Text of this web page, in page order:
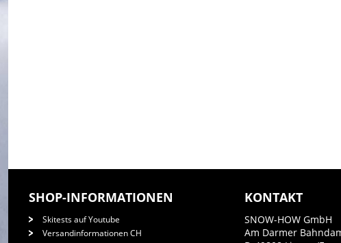
SHOP-INFORMATIONEN
Skitests auf Youtube
Versandinformationen CH
KONTAKT
SNOW-HOW GmbH
Am Darmer